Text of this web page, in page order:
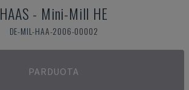
HAAS - Mini-Mill HE
DE-MIL-HAA-2006-00002
PARDUOTA